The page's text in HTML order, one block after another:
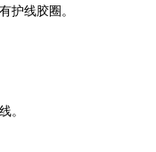
护线胶圈。
。